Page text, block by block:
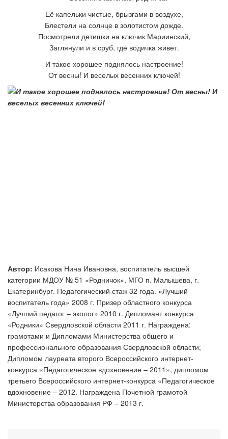
Её капельки чистые, брызгами в воздухе,
Блестели на солнце в золотистом дожде.
Посмотрели детишки на ключик Мариинский,
Заглянули и в сруб, где водичка живет.
И такое хорошее поднялось настроение!
От весны! И веселых весенних ключей!
Автор: Исакова Нина Ивановна, воспитатель высшей
категории МДОУ № 51 «Родничок», МГО п. Малышева, г.
Екатеринбург. Педагогический стаж 32 года. «Лучший
воспитатель года» 2008 г. Призер областного конкурса
«Лучший педагог – эколог» 2010 г. Дипломант конкурса
«Родники» Свердловской области 2011 г. Награждена:
грамотами и Дипломами Министерства общего и
профессионального образования Свердловской области;
Дипломом лауреата второго Всероссийского интернет-
конкурса «Педагогическое вдохновение – 2011», дипломом
третьего Всероссийского интернет-конкурса «Педагогическое
вдохновение – 2012. Награждена Почетной грамотой
Министерства образования РФ – 2013 г.